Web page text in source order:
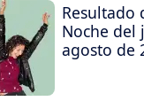
Resultado
Noche del
agosto de